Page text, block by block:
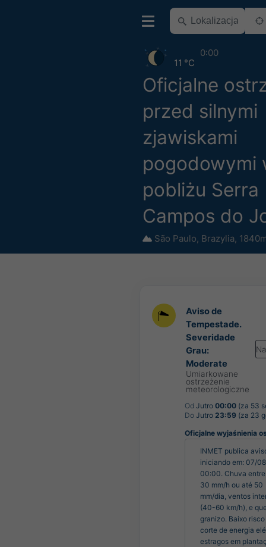
Oficjalne
przed silnymi
zjawiskami
pogodowymi
pobliżu Serra
Campos do
São Paulo, Brazylia,
11 °C
0:00
Aviso de
Tempestade.
Severidade
Grau:
Moderate
Umiarkowane
ostrzeżenie
meteorologiczne
Od Jutro 00:00 (za 53
Do Jutro 23:59 (za 23
Oficjalne wyjaśnienia
INMET publica
iniciando em: 07/
00:00. Chuva
30 mm/h ou até 50
mm/dia, ventos
(40-60 km/h), e
granizo. Baixo
corte de energia
estragos em